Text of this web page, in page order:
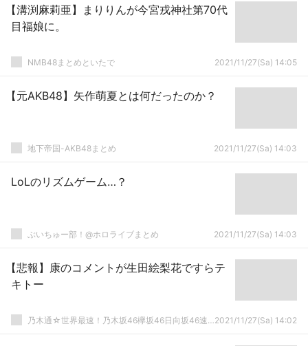
【溝渕麻莉亜】まりりんが今宮戎神社第70代
目福娘に。
NMB48まとめといたで 2021/11/27(Sa) 14:05
【元AKB48】矢作萌夏とは何だったのか？
地下帝国-AKB48まとめ 2021/11/27(Sa) 14:03
LoLのリズムゲーム…？
ぶいちゅー部！@ホロライブまとめ 2021/11/27(Sa) 14:03
【悲報】康のコメントが生田絵梨花ですらテ
キトー
乃木通☆世界最速！乃木坂46欅坂46日向坂46速報まとめ2021/11/27(Sa) 14:02